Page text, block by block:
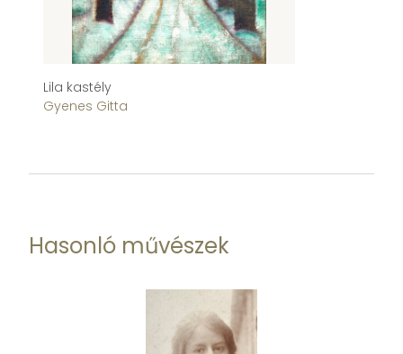
Lila kastély
Gyenes Gitta
Hasonló művészek